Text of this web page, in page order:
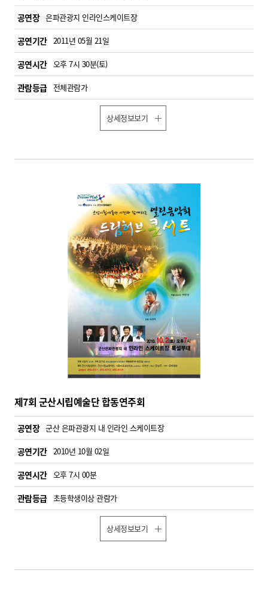
공연장 은파관광지 인라인스케이트장
공연기간 2011년 05월 21일
공연시간 오후 7시 30분(토)
관람등급 전체관람가
상세정보보기
제7회 군산시립예술단 합동연주회
공연장 군산 은파관광지 내 인라인 스케이트장
공연기간 2010년 10월 02일
공연시간 오후 7시 00분
관람등급 초등학생이상 관람가
상세정보보기